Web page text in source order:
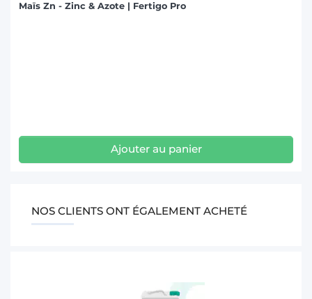
Maïs Zn - Zinc & Azote | Fertigo Pro
Ajouter au panier
NOS CLIENTS ONT ÉGALEMENT ACHETÉ